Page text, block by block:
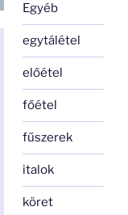
Egyéb
egytálétel
előétel
főétel
fűszerek
italok
köret